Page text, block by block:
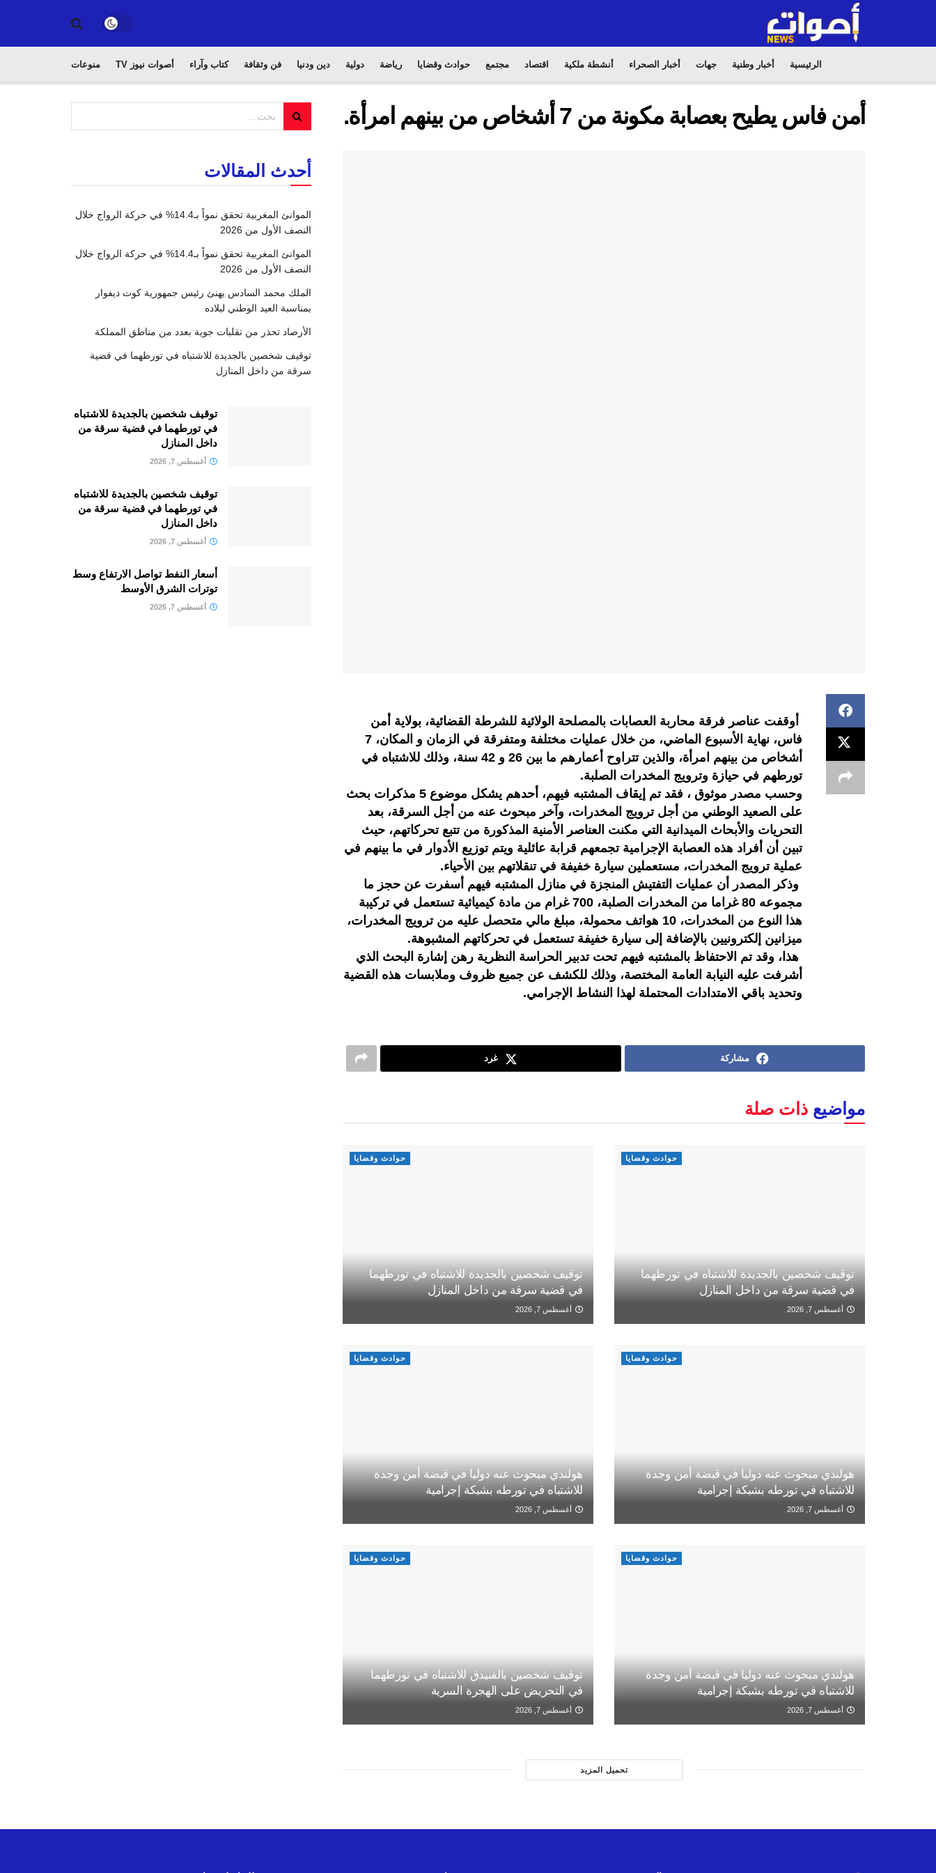
الرئيسية أخبار وطنية جهات أخبار الصحراء أنشطة ملكية اقتصاد مجتمع حوادث وقضايا رياضة دولية دين ودنيا فن وثقافة كتاب وآراء أصوات نيوز TV منوعات
أمن فاس يطيح بعصابة مكونة من 7 أشخاص من بينهم امرأة.
أوقفت عناصر فرقة محاربة العصابات بالمصلحة الولائية للشرطة القضائية، بولاية أمن
فاس، نهاية الأسبوع الماضي، من خلال عمليات مختلفة ومتفرقة في الزمان و المكان، 7
أشخاص من بينهم امرأة، والذين تتراوح أعمارهم ما بين 26 و 42 سنة، وذلك للاشتباه في
تورطهم في حيازة وترويج المخدرات الصلبة.
وحسب مصدر موثوق ، فقد تم إيقاف المشتبه فيهم، أحدهم يشكل موضوع 5 مذكرات بحث
على الصعيد الوطني من أجل ترويج المخدرات، وآخر مبحوث عنه من أجل السرقة، بعد
التحريات والأبحاث الميدانية التي مكنت العناصر الأمنية المذكورة من تتبع تحركاتهم، حيث
تبين أن أفراد هذه العصابة الإجرامية تجمعهم قرابة عائلية ويتم توزيع الأدوار في ما بينهم في
عملية ترويج المخدرات، مستعملين سيارة خفيفة في تنقلاتهم بين الأحياء.
وذكر المصدر أن عمليات التفتيش المنجزة في منازل المشتبه فيهم أسفرت عن حجز ما
مجموعه 80 غراما من المخدرات الصلبة، 700 غرام من مادة كيميائية تستعمل في تركيبة
هذا النوع من المخدرات، 10 هواتف محمولة، مبلغ مالي متحصل عليه من ترويج المخدرات،
ميزانين إلكترونيين بالإضافة إلى سيارة خفيفة تستعمل في تحركاتهم المشبوهة.
هذا، وقد تم الاحتفاظ بالمشتبه فيهم تحت تدبير الحراسة النظرية رهن إشارة البحث الذي
أشرفت عليه النيابة العامة المختصة، وذلك للكشف عن جميع ظروف وملابسات هذه القضية
وتحديد باقي الامتدادات المحتملة لهذا النشاط الإجرامي.
مشاركة غرد
مواضيع ذات صلة
حوادث وقضايا
توقيف شخصين بالجديدة للاشتباه في تورطهما
في قضية سرقة من داخل المنازل
أغسطس 7, 2026
حوادث وقضايا
توقيف شخصين بالجديدة للاشتباه في تورطهما
في قضية سرقة من داخل المنازل
أغسطس 7, 2026
حوادث وقضايا
هولندي مبحوث عنه دوليا في قبضة أمن وجدة
للاشتباه في تورطه بشبكة إجرامية
أغسطس 7, 2026
حوادث وقضايا
هولندي مبحوث عنه دوليا في قبضة أمن وجدة
للاشتباه في تورطه بشبكة إجرامية
أغسطس 7, 2026
حوادث وقضايا
هولندي مبحوث عنه دوليا في قبضة أمن وجدة
للاشتباه في تورطه بشبكة إجرامية
أغسطس 7, 2026
حوادث وقضايا
توقيف شخصين بالفنيدق للاشتباه في تورطهما
في التحريض على الهجرة السرية
أغسطس 7, 2026
تحميل المزيد
أحدث المقالات
الموانئ المغربية تحقق نمواً بـ14.4% في حركة الرواج خلال
النصف الأول من 2026
الموانئ المغربية تحقق نمواً بـ14.4% في حركة الرواج خلال
النصف الأول من 2026
الملك محمد السادس يهنئ رئيس جمهورية كوت ديفوار
بمناسبة العيد الوطني لبلاده
الأرصاد تحذر من تقلبات جوية بعدد من مناطق المملكة
توقيف شخصين بالجديدة للاشتباه في تورطهما في قضية
سرقة من داخل المنازل
توقيف شخصين بالجديدة للاشتباه
في تورطهما في قضية سرقة من
داخل المنازل
أغسطس 7, 2026
توقيف شخصين بالجديدة للاشتباه
في تورطهما في قضية سرقة من
داخل المنازل
أغسطس 7, 2026
أسعار النفط تواصل الارتفاع وسط
توترات الشرق الأوسط
أغسطس 7, 2026